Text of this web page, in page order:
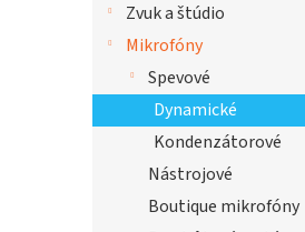
Zvuk a štúdio
Mikrofóny
Spevové
Dynamické
Kondenzátorové
Nástrojové
Boutique mikrofóny